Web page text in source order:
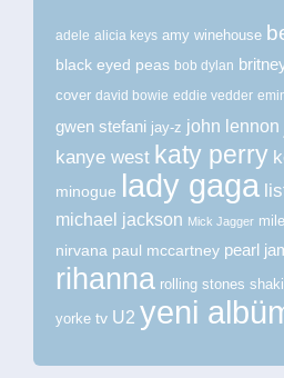
adele alicia keys amy winehouse
black eyed peas bob dylan
cover david bowie eddie vedder
gwen stefani jay-z john lennon
kanye west katy perry
minogue lady gaga
michael jackson Mick Jagger
nirvana paul mccartney pearl
rihanna rolling stones
yorke tv U2 yeni